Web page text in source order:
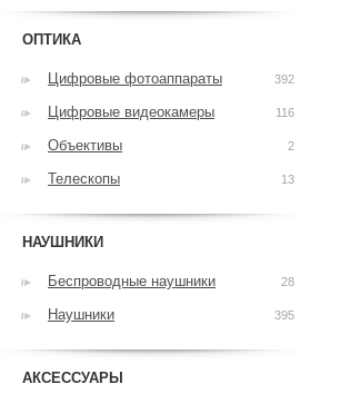
ОПТИКА
Цифровые фотоаппараты 392
Цифровые видеокамеры 116
Объективы 2
Телескопы 13
НАУШНИКИ
Беспроводные наушники 28
Наушники 395
АКСЕССУАРЫ